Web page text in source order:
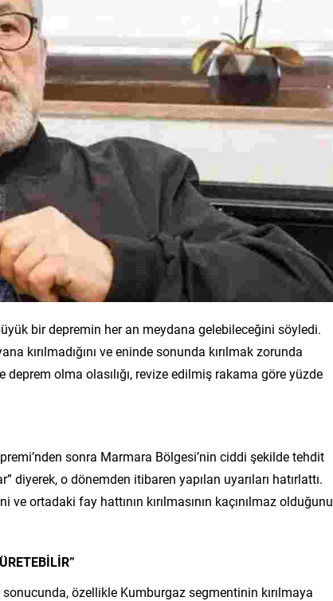
bir depremin her an meydana gelebileceğini söyledi.
kırılmadığını ve eninde sonunda kırılmak zorunda
olma olasılığı, revize edilmiş rakama göre yüzde
sonra Marmara Bölgesi’nin ciddi şekilde tehdit
diyerek, o dönemden itibaren yapılan uyarıları hatırlattı.
ortadaki fay hattının kırılmasının kaçınılmaz olduğunu
özellikle Kumburgaz segmentinin kırılmaya